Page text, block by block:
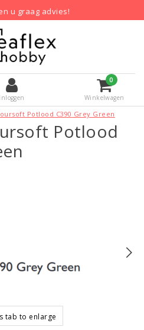
u graag advies!
Inloggen
0
Winkelwagen
Potlood C390 Grey Green
Potlood
tab to enlarge